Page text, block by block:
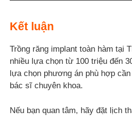
Kết luận
Trồng răng implant toàn hàm tại
nhiều lựa chọn từ 100 triệu đến
lựa chọn phương án phù hợp
bác sĩ chuyên khoa.
Nếu bạn quan tâm, hãy đặt lịch